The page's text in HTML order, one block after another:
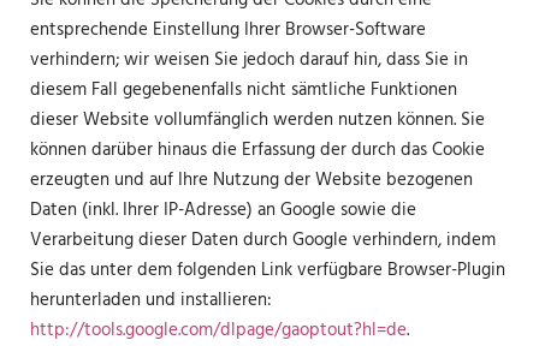
entsprechende Einstellung Ihrer Browser-Software
verhindern; wir weisen Sie jedoch darauf hin, dass Sie in
diesem Fall gegebenenfalls nicht sämtliche Funktionen
dieser Website vollumfänglich werden nutzen können. Sie
können darüber hinaus die Erfassung der durch das Cookie
erzeugten und auf Ihre Nutzung der Website bezogenen
Daten (inkl. Ihrer IP-Adresse) an Google sowie die
Verarbeitung dieser Daten durch Google verhindern, indem
Sie das unter dem folgenden Link verfügbare Browser-Plugin
herunterladen und installieren:
http://tools.google.com/dlpage/gaoptout?hl=de.